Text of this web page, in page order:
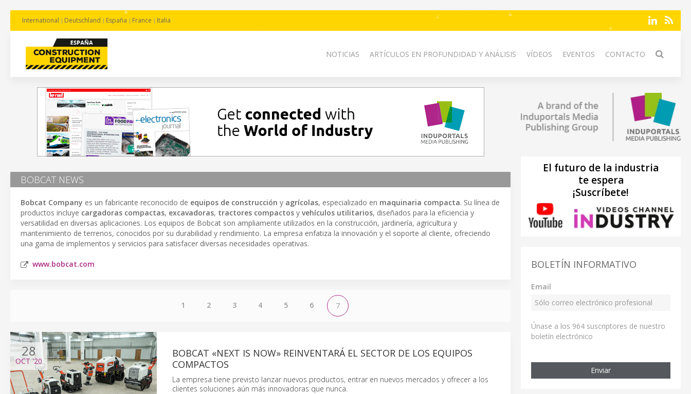
International Deutschland España France Italia
NOTICIAS ARTÍCULOS EN PROFUNDIDAD Y ANÁLISIS VÍDEOS EVENTOS CONTACTO
BOBCAT NEWS
Bobcat Company es un fabricante reconocido de equipos de construcción y agrícolas, especializado en maquinaria compacta. Su línea de
productos incluye cargadoras compactas, excavadoras, tractores compactos y vehículos utilitarios, diseñados para la eficiencia y
versatilidad en diversas aplicaciones. Los equipos de Bobcat son ampliamente utilizados en la construcción, jardinería, agricultura y
mantenimiento de terrenos, conocidos por su durabilidad y rendimiento. La empresa enfatiza la innovación y el soporte al cliente, ofreciendo
una gama de implementos y servicios para satisfacer diversas necesidades operativas.
www.bobcat.com
1 2 3 4 5 6 7
28
OCT '20
BOBCAT «NEXT IS NOW» REINVENTARÁ EL SECTOR DE LOS EQUIPOS
COMPACTOS
La empresa tiene previsto lanzar nuevos productos, entrar en nuevos mercados y ofrecer a los
clientes soluciones aún más innovadoras que nunca.
El futuro de la industria
te espera
¡Suscríbete!
BOLETÍN INFORMATIVO
Email
Únase a los 964 suscriptores de nuestro
boletín electrónico
Enviar